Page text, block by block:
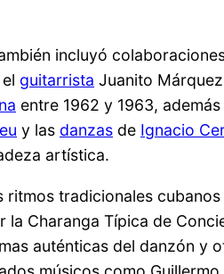
incluyó
guitarrista Juanito
entre 1962 y 1963,
y las danzas de Ignacio
artística.
tradicionales cubanos
la Charanga Típica de
auténticas del danzón y